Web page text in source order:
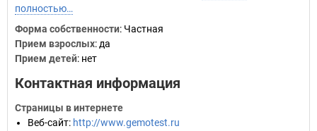
полностью…
Форма собственности: Частная
Прием взрослых: да
Прием детей: нет
Контактная информация
Страницы в интернете
Веб-сайт: http://www.gemotest.ru